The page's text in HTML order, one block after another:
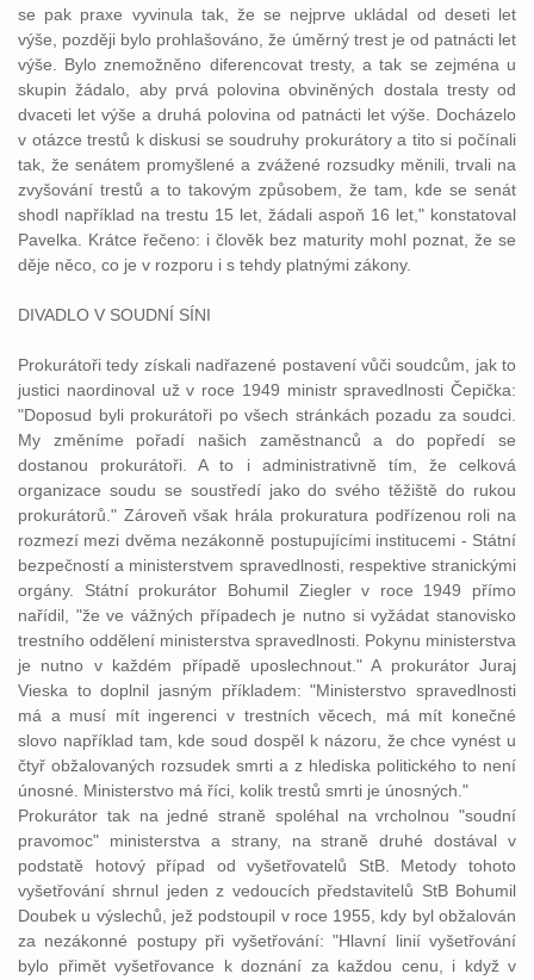
se pak praxe vyvinula tak, že se nejprve ukládal od deseti let
výše, později bylo prohlašováno, že úměrný trestje od patnácti let
výše. Bylo znemožněno diferencovat tresty, a tak se zejména u
skupin žádalo, aby prvá polovina obviněných dostala trestyod
dvaceti let výše a druhá polovina od patnácti let výše. Docházelo
v otázcetrestů k diskusi se soudruhy prokurátory a tito si počínali
tak, že senátem promyšlené a zvážené rozsudkyměnili, trvali na
zvyšování trestů a to takovým způsobem, že tam, kde se senát
shodl například na trestu 15 let, žádali aspoň 16 let," konstatoval
Pavelka. Krátce řečeno: i člověk bez maturity mohl poznat, že se
děje něco, co je v rozporu i s tehdy platnými zákony.
DIVADLO V SOUDNÍ SÍNI
Prokurátoři tedy získali nadřazené postavení vůčisoudcům , jak to
justici naordinoval už v roce 1949 ministr spravedlnosti Čepička:
"Doposud byli prokurátoři po všech stránkách pozadu za soudci
My změníme pořadí našich zaměstnanců a do popředí se
dostanou prokurátoři. A to i administrativně tím, že celková
organizace soudu se soustředí jako do svého těžiště do rukou
prokurátorů." Zároveň však hrála prokuratura podřízenou roli na
rozmezí mezi dvěma nezákonně postupujícími institucemi - Státní
bezpečností a ministerstvem spravedlnosti, respektive stranickými
orgány. Státní prokurátor Bohumil Ziegler v roce 1949 přímo
nařídil, "že ve vážných případech je nutno si vyžádat stanovisko
trestního oddělení ministerstva spravedlnosti . Pokynu ministerstva
je nutno v každém případě uposlechnout." A prokurátor Juraj
Vieska to doplnil jasným příkladem: "Ministerstvo spravedlnosti
má a musí mít ingerenci v trestních věcech, má mít konečné
slovo například tam, kdesoud dospěl k názoru, že chce vynést u
čtyř obžalovaných rozsudek smrti a z hlediska politického to není
únosné. Ministerstvo má říci, kolik trestů smrti je únosných."
Prokurátor tak na jedné straně spoléhal na vrcholnou "soudní
pravomoc" ministerstva a strany, na straně druhé dostával v
podstatě hotový případ od vyšetřovatelů StB. Metody tohoto
vyšetřování shrnul jeden z vedoucích představitelů StB Bohumil
Doubek u výslechů, jež podstoupil v roce 1955, kdy byl obžalován
za nezákonné postupy při vyšetřování: "Hlavní linií vyšetřování
bylo přimět vyšetřovance k doznání za každou cenu, i když v